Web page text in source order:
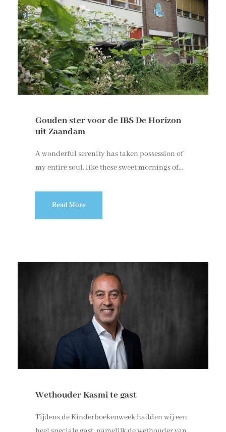
Gouden ster voor de IBS De Horizon
uit Zaandam
A wonderful serenity has taken possession of
my entire soul, like these sweet mornings of...
Read More
Wethouder Kasmi te gast
Tijdens de Kinderboekenweek hadden wij een